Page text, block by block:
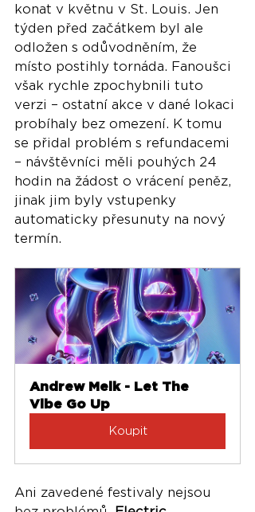
konat v květnu v St. Louis. Jen
týden před začátkem byl ale
odložen s odůvodněním, že
místo postihly tornáda. Fanoušci
však rychle zpochybnili tuto
verzi – ostatní akce v dané lokaci
probíhaly bez omezení. K tomu
se přidal problém s refundacemi
– návštěvníci měli pouhých 24
hodin na žádost o vrácení peněz,
jinak jim byly vstupenky
automaticky přesunuty na nový
termín.
Andrew Melk - Let The
Vibe Go Up
Koupit
Ani zavedené festivaly nejsou